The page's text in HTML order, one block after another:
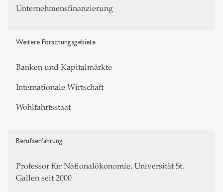
Unternehmensfinanzierung
Weitere Forschungsgebiete
Banken und Kapitalmärkte
Internationale Wirtschaft
Wohlfahrtsstaat
Berufserfahrung
Professor für Nationalökonomie, Universität St.
Gallen seit 2000